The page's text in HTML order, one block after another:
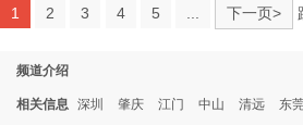
1 2 3 4 5 下一页>
频道介绍
相关信息 深圳 肇庆 江门 中山 清远 东